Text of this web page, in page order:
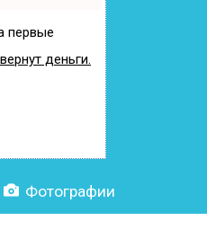
первые
вернут деньги.
Фотографии